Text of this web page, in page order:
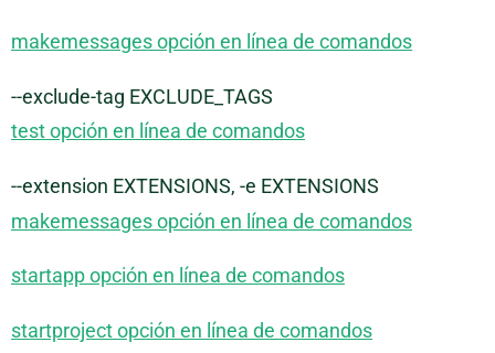
makemessages opción en línea de comandos
--exclude-tag EXCLUDE_TAGS
test opción en línea de comandos
--extension EXTENSIONS, -e EXTENSIONS
makemessages opción en línea de comandos
startapp opción en línea de comandos
startproject opción en línea de comandos